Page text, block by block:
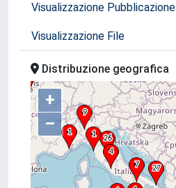
Visualizzazione Pubblicazione
Visualizzazione File
Distribuzione geografica
+
–